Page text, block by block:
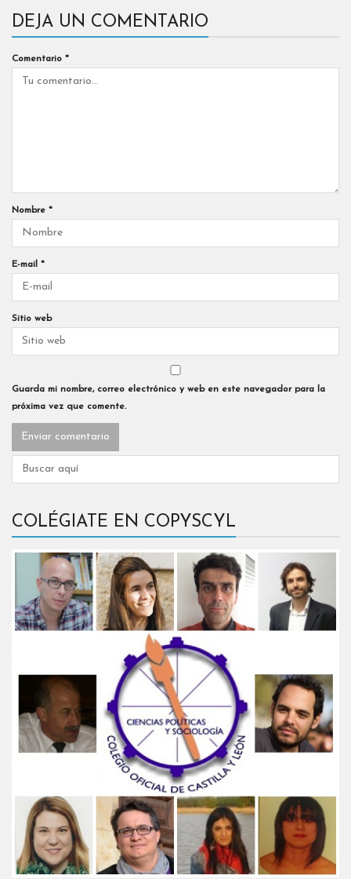
DEJA UN COMENTARIO
Comentario *
Nombre *
E-mail *
Sitio web
Guarda mi nombre, correo electrónico y web en este navegador para la
próxima vez que comente.
COLÉGIATE EN COPYSCYL